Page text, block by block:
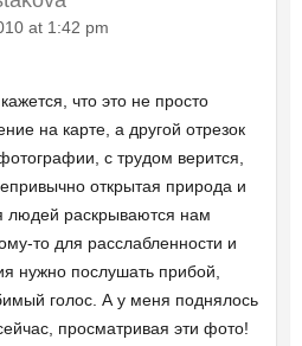
at 1:42 pm
что это не просто
на карте, а другой отрезок
с трудом верится,
открытая природа и
людей раскрываются нам
то для расслабленности и
нужно послушать прибой,
голос. А у меня поднялось
просматривая эти фото!